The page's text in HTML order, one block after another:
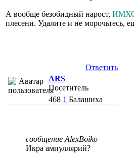
А вообще безобидный нарост,
плесени. Удалите и не морочьтесь,
Ответить
ARS
Посетитель
468 1 Балашиха
сообщение AlexBoiko
Икра ампуллярий?